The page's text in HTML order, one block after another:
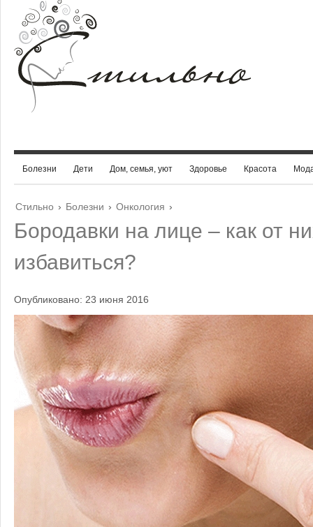
Болезни Дети Дом, семья, уют Здоровье Красота
Стильно › Болезни › Онкология ›
Бородавки на лице – как от
избавиться?
Опубликовано: 23 июня 2016